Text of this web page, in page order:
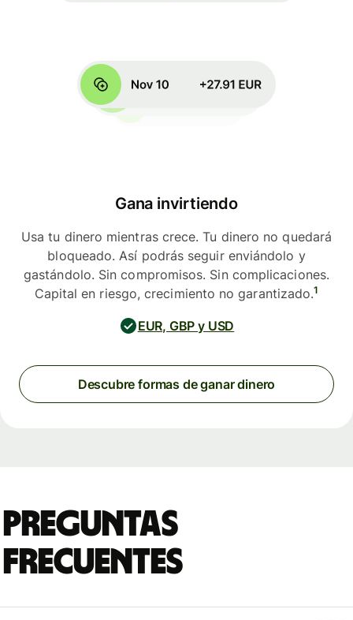
Gana invirtiendo
Usa tu dinero mientras crece. Tu dinero no quedará
bloqueado. Así podrás seguir enviándolo y
gastándolo. Sin compromisos. Sin complicaciones.
Capital en riesgo, crecimiento no garantizado.1
EUR, GBP y USD
Descubre formas de ganar dinero
Preguntas
frecuentes